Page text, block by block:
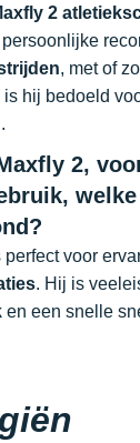
2
, met of
is hij bedoeld
.
2,
voor
. Hij is
en een snelle